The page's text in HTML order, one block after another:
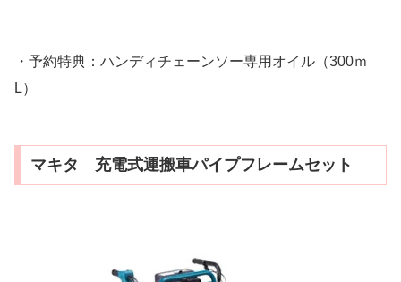
・予約特典：ハンディチェーンソー専用オイル（300ｍ
L）
マキタ 充電式運搬車パイプフレームセット